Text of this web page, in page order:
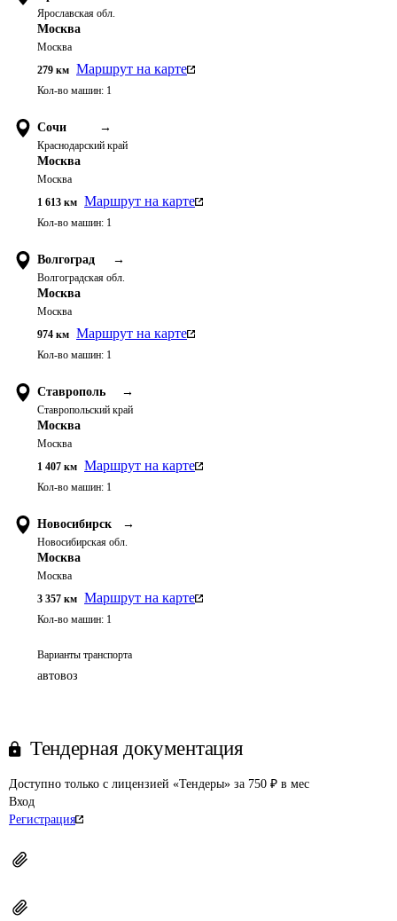
Ярославская обл.
Москва
Москва
279 км Маршрут на карте
Кол-во машин: 1
Сочи →
Краснодарский край
Москва
Москва
1 613 км Маршрут на карте
Кол-во машин: 1
Волгоград →
Волгоградская обл.
Москва
Москва
974 км Маршрут на карте
Кол-во машин: 1
Ставрополь →
Ставропольский край
Москва
Москва
1 407 км Маршрут на карте
Кол-во машин: 1
Новосибирск →
Новосибирская обл.
Москва
Москва
3 357 км Маршрут на карте
Кол-во машин: 1
Варианты транспорта
автовоз
Тендерная документация
Доступно только с лицензией «Тендеры» за 750 ₽ в мес
Вход
Регистрация